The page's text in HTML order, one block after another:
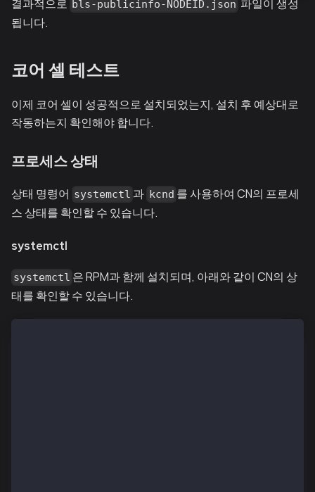
결과적으로 bls-publicinfo-NODEID.json 파일이 생성
됩니다.
코어 셀 테스트
이제 코어 셀이 성공적으로 설치되었는지, 설치 후 예상대로
작동하는지 확인해야 합니다.
프로세스 상태
상태 명령어 systemctl 과 kcnd 를 사용하여 CN의 프로세
스 상태를 확인할 수 있습니다.
systemctl
systemctl 은 RPM과 함께 설치되며, 아래와 같이 CN의 상
태를 확인할 수 있습니다.